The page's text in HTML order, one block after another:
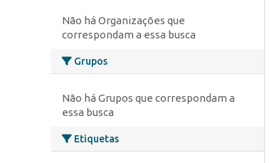
Não há Organizações que
correspondam a essa busca
Grupos
Não há Grupos que correspondam a
essa busca
Etiquetas